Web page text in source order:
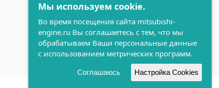
индустриальные и морские
дизельные двигатели Mitsubishi
разработка сайта
Мы используем cookie.
Во время посещения сайта mitsubishi-
engine.ru Вы соглашаетесь с тем, что мы
обрабатываем Ваши персональные данные
с использованием метрических программ.
Соглашаюсь Настройка Cookies